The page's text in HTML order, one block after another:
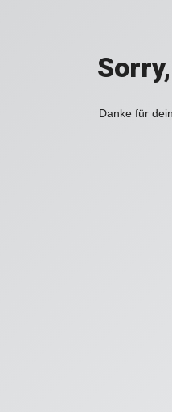
Danke für